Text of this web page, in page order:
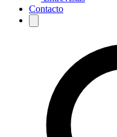
Contacto